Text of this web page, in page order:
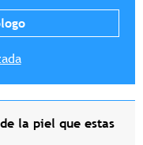
la piel que estas